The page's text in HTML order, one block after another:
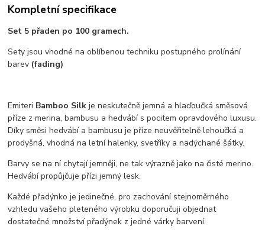
Kompletní specifikace
Set 5 přaden po 100 gramech.
Sety jsou vhodné na oblíbenou techniku postupného prolínání
barev (fading)
Emiteri Bamboo Silk je neskutečně jemná a hlaďoučká směsová
příze z merina, bambusu a hedvábí s pocitem opravdového luxusu.
Díky směsi hedvábí a bambusu je příze neuvěřitelně lehoučká a
prodyšná, vhodná na letní halenky, svetříky a nadýchané šátky.
Barvy se na ní chytají jemněji, ne tak výrazně jako na čisté merino.
Hedvábí propůjčuje přízi jemný lesk.
Každé přadýnko je jedinečné, pro zachování stejnoměrného
vzhledu vašeho pleteného výrobku doporučuji objednat
dostatečné množství přadýnek z jedné várky barvení.